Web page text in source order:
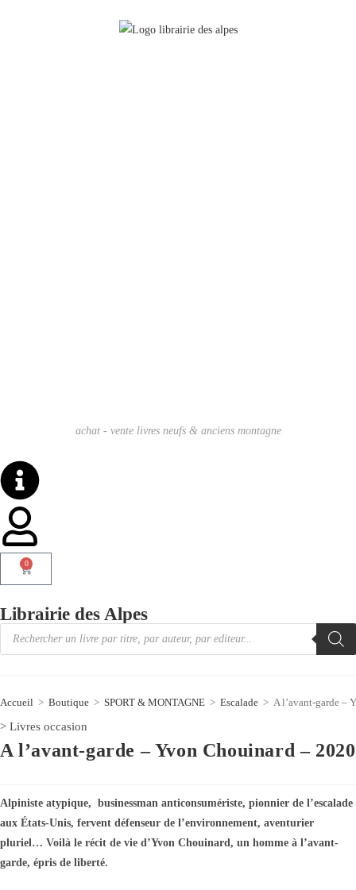
achat - vente livres neufs & anciens montagne
0
Librairie des Alpes
Accueil > Boutique > SPORT & MONTAGNE > Escalade > A l’avant-garde –
> Livres occasion
A l’avant-garde – Yvon Chouinard – 2020
Alpiniste atypique, businessman anticonsumériste, pionnier de l’escalade
aux États-Unis, fervent défenseur de l’environnement, aventurier
pluriel… Voilà le récit de vie d’Yvon Chouinard, un homme à l’avant-
garde, épris de liberté.